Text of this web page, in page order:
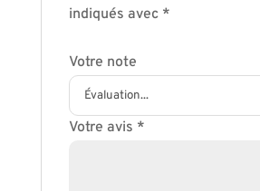
indiqués avec *
Votre note
Votre avis *